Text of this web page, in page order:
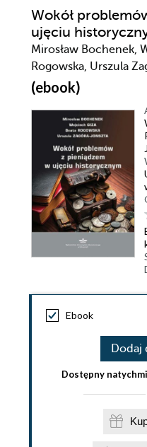
Wokół
ujęciu
Mirosław Bochenek,
Rogowska, Urszula
(ebook)
Ebook
Dodaj
Dostępny